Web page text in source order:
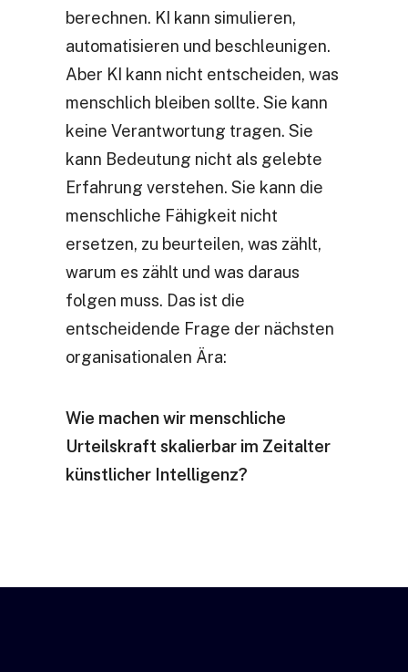
berechnen. KI kann simulieren,
automatisieren und beschleunigen.
Aber KI kann nicht entscheiden, was
menschlich bleiben sollte. Sie kann
keine Verantwortung tragen. Sie
kann Bedeutung nicht als gelebte
Erfahrung verstehen. Sie kann die
menschliche Fähigkeit nicht
ersetzen, zu beurteilen, was zählt,
warum es zählt und was daraus
folgen muss. Das ist die
entscheidende Frage der nächsten
organisationalen Ära:
Wie machen wir menschliche
Urteilskraft skalierbar im Zeitalter
künstlicher Intelligenz?